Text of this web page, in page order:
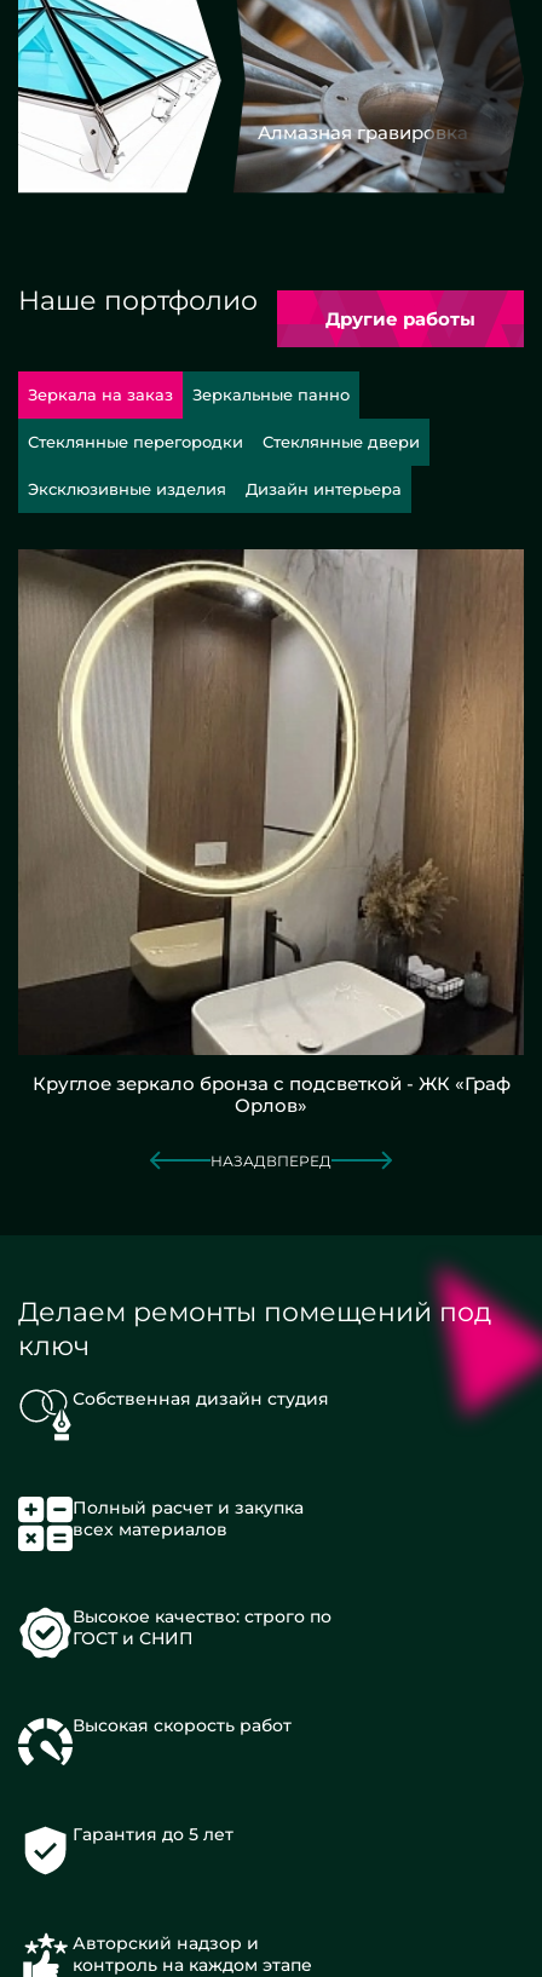
Алмазная гравировка
Наше портфолио
Другие работы
Зеркала на заказ Зеркальные панно
Стеклянные перегородки Стеклянные двери
Эксклюзивные изделия Дизайн интерьера
Круглое зеркало бронза с подсветкой - ЖК «Граф
Орлов»
НАЗАД ВПЕРЕД
Делаем ремонты помещений под
ключ
Собственная дизайн студия
Полный расчет и закупка
всех материалов
Высокое качество: строго по
ГОСТ и СНИП
Высокая скорость работ
Гарантия до 5 лет
Авторский надзор и
контроль на каждом этапе